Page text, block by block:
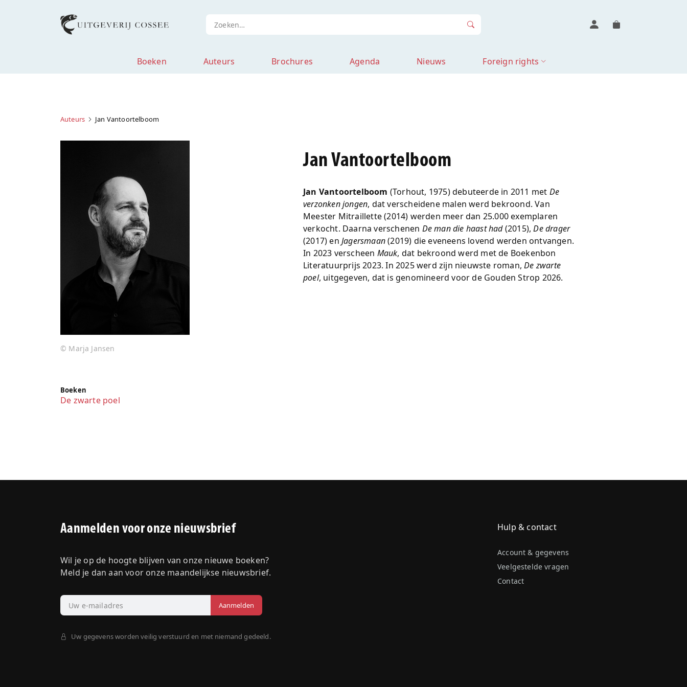
Boeken Auteurs Brochures Agenda Nieuws Foreign rights
Auteurs Jan Vantoortelboom
© Marja Jansen
Boeken
De zwarte poel
Jan Vantoortelboom
Jan Vantoortelboom (Torhout, 1975) debuteerde in 2011 met De
verzonken jongen, dat verscheidene malen werd bekroond. Van
Meester Mitraillette (2014) werden meer dan 25.000 exemplaren
verkocht. Daarna verschenen De man die haast had(2015),De drager
(2017) en Jagersmaan(2019) die eveneens lovend werden ontvangen.
In 2023 verscheen Mauk, dat bekroond werd met de Boekenbon
Literatuurprijs 2023. In 2025 werd zijn nieuwste roman,De zwarte
poel, uitgegeven, dat is genomineerd voor de Gouden Strop 2026.
Aanmelden voor onze nieuwsbrief
Wil je op de hoogte blijven van onze nieuwe boeken?
Meld je dan aan voor onze maandelijkse nieuwsbrief.
Uw gegevens worden veilig verstuurd en met niemand gedeeld.
Hulp & contact
Account & gegevens
Veelgestelde vragen
Contact